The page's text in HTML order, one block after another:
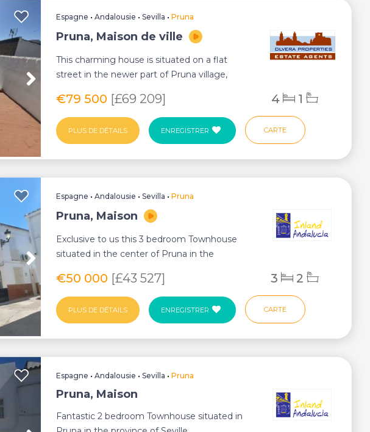
Espagne •Andalousie •Sevilla •Pruna
Pruna, Maison de ville
This charming house is situated on a flat
street in the newer part of Pruna village,
€79 500 [£69 209] 4 1
PLUS DE DÉTAILS ENREGISTRER CARTE
Espagne •Andalousie •Sevilla •Pruna
Pruna, Maison
Exclusive to us this 3 bedroom Townhouse
situated in the center of Pruna in the
€50 000 [£43 527] 3 2
PLUS DE DÉTAILS ENREGISTRER CARTE
Espagne •Andalousie •Sevilla •Pruna
Pruna, Maison
Fantastic 2 bedroom Townhouse situated in